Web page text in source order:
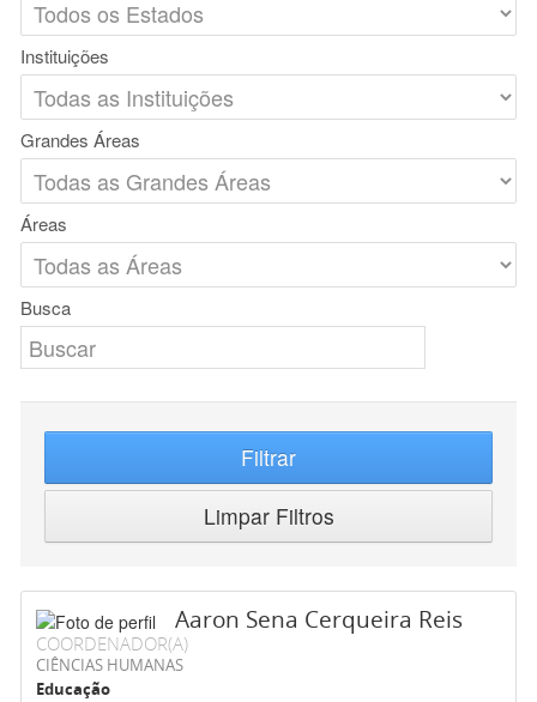
Instituições
Grandes Áreas
Áreas
Busca
Filtrar
Limpar Filtros
Aaron Sena Cerqueira Reis
COORDENADOR(A)
CIÊNCIAS HUMANAS
Educação